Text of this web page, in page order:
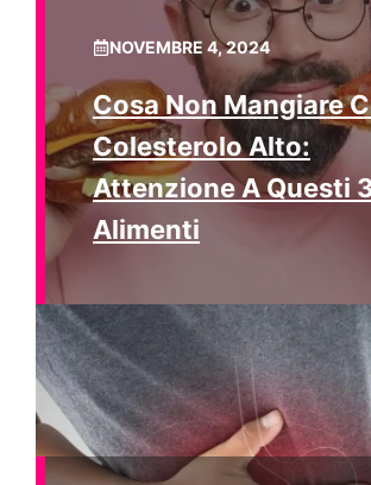
NOVEMBRE 4, 2024
Cosa Non Mangiare
Colesterolo Alto:
Attenzione A Questi
Alimenti